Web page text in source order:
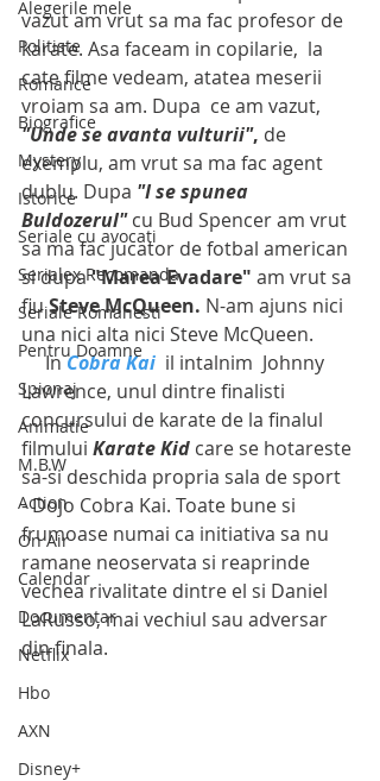
Alegerile mele
Politiste
Romance
Biografice
Mystery
Istorice
Seriale cu avocati
Serialex Recomanda
Seriale Romanesti
Pentru Doamne
Spionaj
Animatie
M.B.W
Action
On Air
Calendar
Documentar
Netflix
Hbo
AXN
Disney+
vazut am vrut sa ma fac profesor de
karate. Asa faceam in copilarie,  la
cate filme vedeam, atatea meserii
vroiam sa am. Dupa  ce am vazut,
"Unde se avanta vulturii", de
exemplu, am vrut sa ma fac agent
dublu. Dupa "I se spunea
Buldozerul" cu Bud Spencer am vrut
sa ma fac jucator de fotbal american
si dupa "Marea Evadare" am vrut sa
fiu Steve McQueen. N-am ajuns nici
una nici alta nici Steve McQueen.
     In
Cobra Kai il intalnim  Johnny
Lawrence, unul dintre finalisti
concursului de karate de la finalul
filmului Karate Kid care se hotareste
sa-si deschida propria sala de sport
- Dojo Cobra Kai. Toate bune si
frumoase numai ca initiativa sa nu
ramane neoservata si reaprinde
vechea rivalitate dintre el si Daniel
LaRusso, mai vechiul sau adversar
din finala.